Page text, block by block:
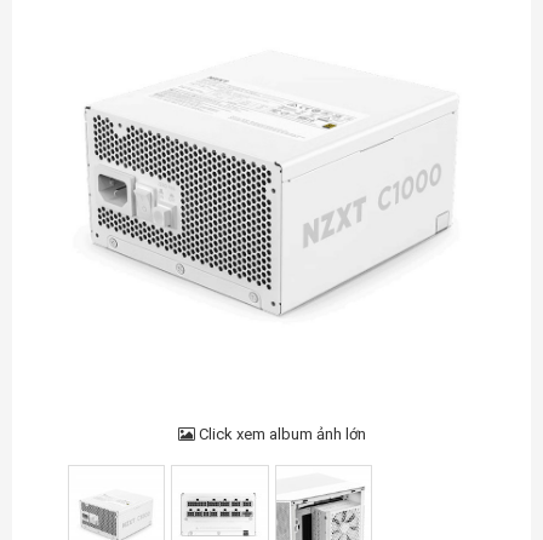
Click xem album ảnh lớn